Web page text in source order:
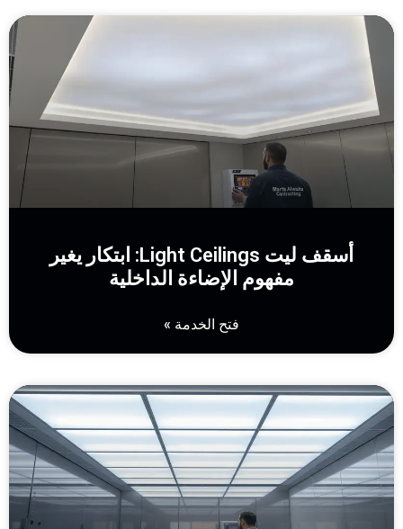
أسقف ليت Light Ceilings: ابتكار يغير
مفهوم الإضاءة الداخلية
فتح الخدمة »